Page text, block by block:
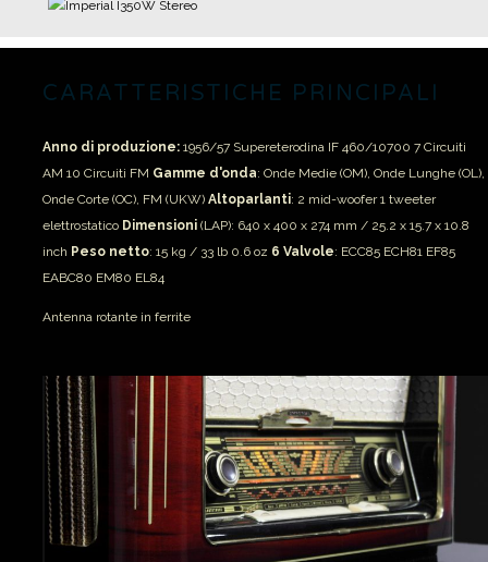
CARATTERISTICHE PRINCIPALI
Anno di produzione: 1956/57 Supereterodina IF 460/10700 7 Circuiti
AM 10 Circuiti FM Gamme d'onda: Onde Medie (OM), Onde Lunghe (OL),
Onde Corte (OC), FM (UKW) Altoparlanti: 2 mid-woofer 1 tweeter
elettrostatico Dimensioni (LAP): 640 x 400 x 274 mm / 25.2 x 15.7 x 10.8
inch Peso netto: 15 kg / 33 lb 0.6 oz 6 Valvole: ECC85 ECH81 EF85
EABC80 EM80 EL84
Antenna rotante in ferrite